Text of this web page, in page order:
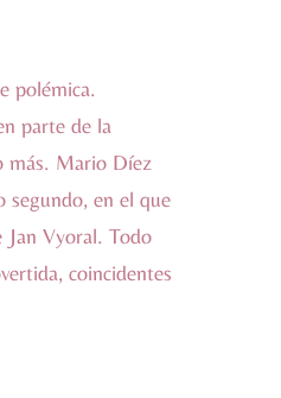
polémica.
parte de la
más. Mario Díez
segundo, en el que
Jan Vyoral. Todo
coincidentes